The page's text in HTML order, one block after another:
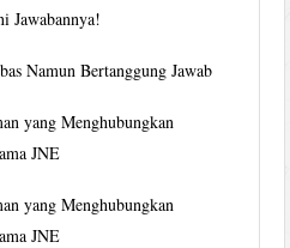
Jawabannya!
Namun Bertanggung Jawab
yang Menghubungkan
JNE
yang Menghubungkan
JNE